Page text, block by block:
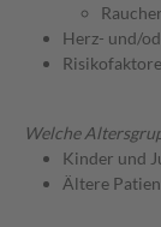
Herz- und/
Welche
Kinder und
Ältere